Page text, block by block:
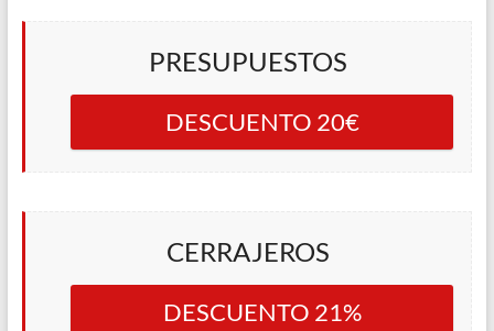
PRESUPUESTOS
DESCUENTO 20€
CERRAJEROS
DESCUENTO 21%